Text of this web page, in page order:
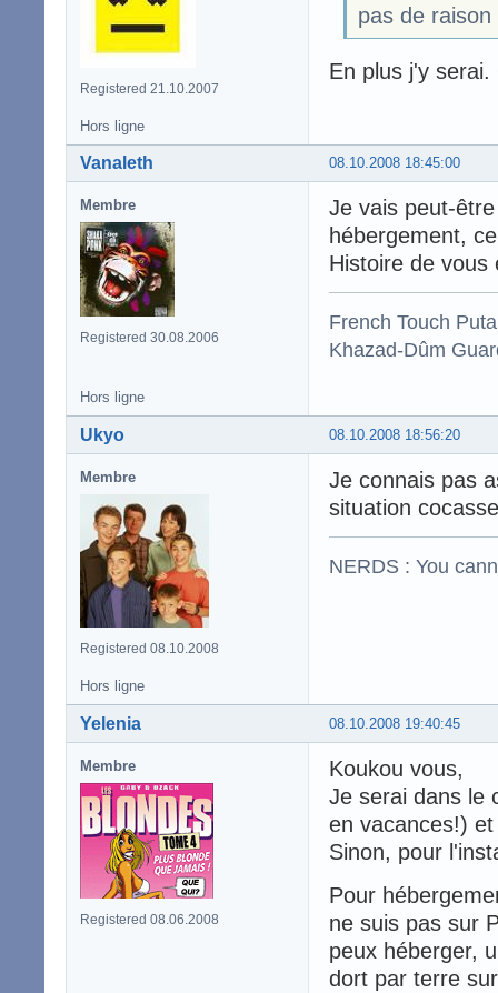
Registered 21.10.2007
pas de
En plus j'y
Hors ligne
08.10.2008 18:45:00
Vanaleth
Membre
Registered 30.08.2006
Je vais peut-
hébergement,
Histoire de vous
French Touch
Khazad-Dûm
Hors ligne
08.10.2008 18:56:20
Ukyo
Membre
Registered 08.10.2008
Je connais pas
situation
NERDS : You
Hors ligne
08.10.2008 19:40:45
Yelenia
Membre
Registered 08.06.2008
Koukou vous,
Je serai dans le
en vacances!)
Sinon, pour
Pour
ne suis pas sur
peux héberger,
dort par terre